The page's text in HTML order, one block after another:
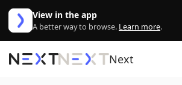
Aller au contenu
View in the app
A better way to browse. Learn more.
Next